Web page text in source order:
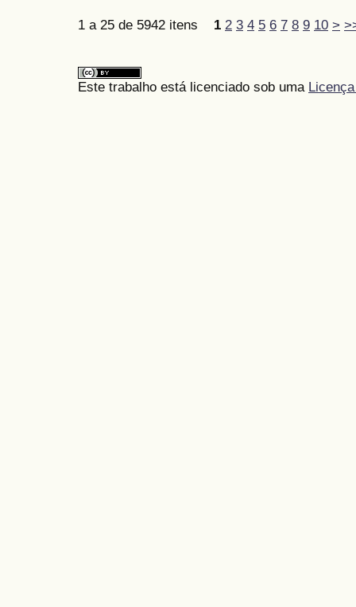
1 a 25 de 5942 itens 1 2 3 4 5 6 7 8 9 10 >
Este trabalho está licenciado sob uma